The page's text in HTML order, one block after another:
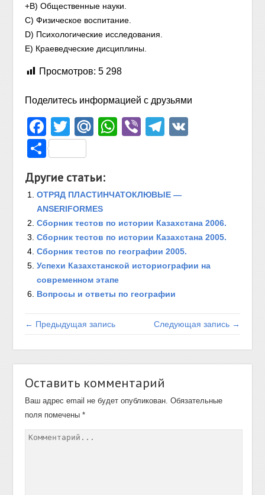
+B) Общественные науки.
C) Физическое воспитание.
D) Психологические исследования.
E) Краеведческие дисциплины.
Просмотров: 5 298
Поделитесь информацией с друзьями
Facebook
TwitterMail.Ru
WhatsApp
ViberTelegram
Отправить
Другие статьи:
ОТРЯД ПЛАСТИНЧАТОКЛЮВЫЕ —
ANSERIFORMES
Сборник тестов по истории Казахстана 2006.
Сборник тестов по истории Казахстана 2005.
Сборник тестов по географии 2005.
Успехи Казахстанской историографии на
современном этапе
Вопросы и ответы по географии
← Предыдущая запись Следующая запись →
Оставить комментарий
Ваш адрес email не будет опубликован. Обязательные
поля помечены*